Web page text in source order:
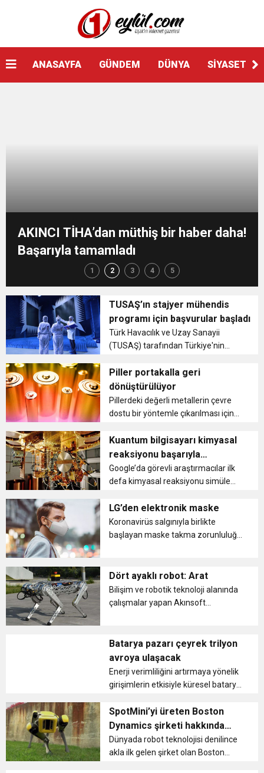
ANASAYFA GÜNDEM DÜNYA SİYASET
AKINCI TİHA’dan müthiş bir haber daha!
Başarıyla tamamladı
1 2 3 4 5
TUSAŞ’ın stajyer mühendis
programı için başvurular başladı
Türk Havacılık ve Uzay Sanayii
(TUSAŞ) tarafından Türkiye'nin
artırılmasına yönelik hayata
geçirdiği Senin Kariyer Yolun (SKY)
Stajyer Mühendis Programı'na
başvurular başlad...
Piller portakalla geri
dönüştürülüyor
Pillerdeki değerli metallerin çevre
dostu bir yöntemle çıkarılması için
insanları portakal kabuğunda yer
alan asitlerin metalleri çıkarmak için
kullanılabileceğini ortay...
Kuantum bilgisayarı kimyasal
reaksiyonu başarıyla
gerçekleştirdi
Google’da görevli araştırmacılar ilk
defa kimyasal reaksiyonu simüle
kullandı. Normal bilgisayarlarla yıllar
sürecek olan araştırma sonucuna,
Google’ın kuantum bilgisayar...
LG’den elektronik maske
Koronavirüs salgınıyla birlikte
başlayan maske takma zorunluluğu,
özelliği bulunan elektronik
maskesini tanıttı. Giyilebilir tek...
Dört ayaklı robot: Arat
Bilişim ve robotik teknoloji alanında
çalışmalar yapan Akınsoft
Batarya pazarı çeyrek trilyon
avroya ulaşacak
Enerji verimliliğini artırmaya yönelik
girişimlerin etkisiyle küresel batarya
kazanırken, Avrupalı ve Asyalı
şirketlerin bu alandaki rekabeti de
artıyor. Çinli ve Güney Koreli...
SpotMini’yi üreten Boston
Dynamics şirketi hakkında
bilinmesi gerekenler
Dünyada robot teknolojisi denilince
akla ilk gelen şirket olan Boston